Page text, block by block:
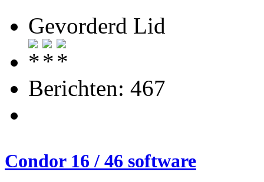
Gevorderd Lid
Berichten: 467
Condor 16 / 46 software